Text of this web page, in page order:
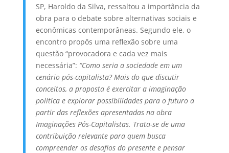
SP, Haroldo da Silva, ressaltou a importância da
obra para o debate sobre alternativas sociais e
econômicas contemporâneas. Segundo ele, o
encontro propôs uma reflexão sobre uma
questão “provocadora e cada vez mais
necessária”: “Como seria a sociedade em um
cenário pós-capitalista? Mais do que discutir
conceitos, a proposta é exercitar a imaginação
política e explorar possibilidades para o futuro a
partir das reflexões apresentadas na obra
Imaginações Pós-Capitalistas. Trata-se de uma
contribuição relevante para quem busca
compreender os desafios do presente e pensar